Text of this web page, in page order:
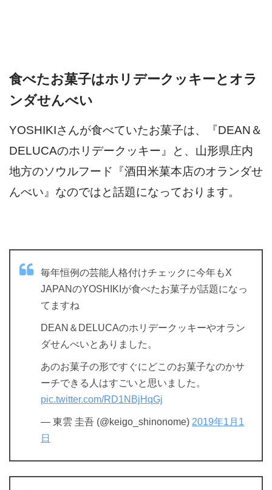
食べたお菓子はホリデークッキーとオラ
ンダせんべい
YOSHIKIさんが食べていたお菓子は、『DEAN＆
DELUCAのホリデークッキー』と、山形県庄内
地方のソウルフード『酒田米菓本店のオランダせ
んべい』なのではと話題になっております。
毎年恒例の芸能人格付けチェックに今年もX
JAPANのYOSHIKIが食べたお菓子が話題になっ
てますね
DEAN＆DELUCAのホリデークッキーやオラン
ダせんべいとありました。
あのお菓子の形ですぐにどこのお菓子なのかサ
ーチできる人はすごいと思いました。
pic.twitter.com/RD1NBjHqGj
— 東雲 圭吾 (@keigo_shinonome) 2019年1月1
日